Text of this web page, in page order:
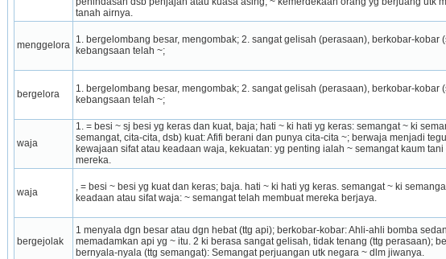
tanah airnya.
menggelora
1. bergelombang besar, mengombak; 2. sangat gelisah (perasaan), berkobar-kobar
kebangsaan telah ~;
bergelora
1. bergelombang besar, mengombak; 2. sangat gelisah (perasaan), berkobar-kobar
kebangsaan telah ~;
waja
1. = besi ~ sj besi yg keras dan kuat, baja; hati ~ ki hati yg keras: semangat ~ ki
semangat, cita-cita, dsb) kuat: Afifi berani dan punya cita-cita ~; berwaja menjadi
kewajaan sifat atau keadaan waja, kekuatan: yg penting ialah ~ semangat kaum
mereka.
waja
, = besi ~ besi yg kuat dan keras; baja. hati ~ ki hati yg keras. semangat ~ ki
keadaan atau sifat waja: ~ semangat telah membuat mereka berjaya.
bergejolak
1 menyala dgn besar atau dgn hebat (ttg api); berkobar-kobar: Ahli-ahli bomba
memadamkan api yg ~ itu. 2 ki berasa sangat gelisah, tidak tenang (ttg perasaan);
bernyala-nyala (ttg semangat): Semangat perjuangan utk negara ~ dlm jiwanya.